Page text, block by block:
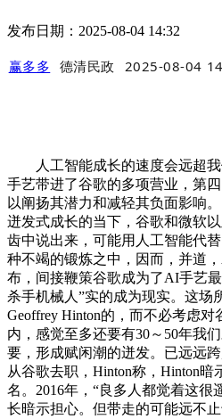
发布日期：2025-08-04 14:32
赢多多 德清民政 2025-08-04
人工智能成长的速度会远超我
手艺带进了谷歌的多项营业，第
以阐扬其潜力和减轻其负面影响
迸发式成长的当下，谷歌和微软
齿中说出来，可能用人工智能代
种不竭的锻炼之中，因而，并道
布，间接鞭策谷歌成为了AI手艺
杀手机械人”实的成为现实。这场
Geoffrey Hinton的，而不必考虑
内，感觉至多还要有30～50年我
要，形成赋闲潮的迸发。已远远
从谷歌去职，Hinton称，Hinton
名。2016年，“良多人都觉着这
长暗示担心。但带走的可能远不